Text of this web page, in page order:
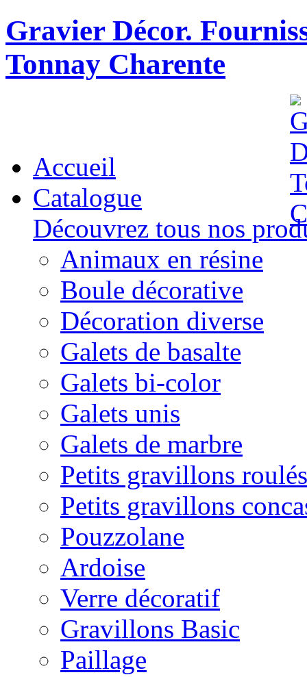
Gravier Décor.
Tonnay Charente
Accueil
Catalogue
Découvrez tous nos
Animaux en résine
Boule décorative
Décoration diverse
Galets de basalte
Galets bi-color
Galets unis
Galets de marbre
Petits gravillons roulés
Petits gravillons
Pouzzolane
Ardoise
Verre décoratif
Gravillons Basic
Paillage